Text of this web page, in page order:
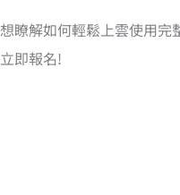
想瞭解如何輕鬆上雲使用完
立即報名!